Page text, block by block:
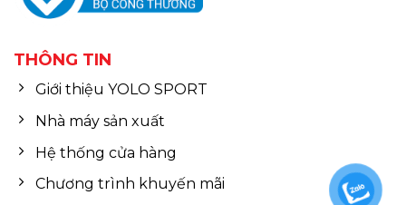
THÔNG TIN
Giới thiệu YOLO SPORT
Nhà máy sản xuất
Hệ thống cửa hàng
Chương trình khuyến mãi